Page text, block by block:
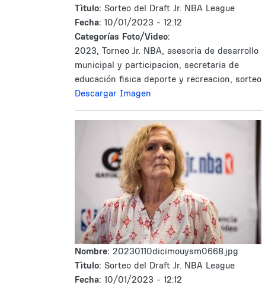
Tìtulo: Sorteo del Draft Jr. NBA League
Fecha: 10/01/2023 - 12:12
Categorías Foto/Video:
2023, Torneo Jr. NBA, asesoria de desarrollo
municipal y participacion, secretaria de
educación fisica deporte y recreacion, sorteo
Descargar Imagen
Nombre: 20230110dicimouysm0668.jpg
Tìtulo: Sorteo del Draft Jr. NBA League
Fecha: 10/01/2023 - 12:12